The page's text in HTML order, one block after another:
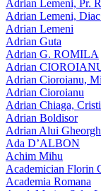
Adrian Lemeni, Pr.
Adrian Lemeni,
Adrian Lemeni
Adrian Guta
Adrian G. ROMILA
Adrian
Adrian Cioroianu,
Adrian Cioroianu
Adrian Chiaga,
Adrian Boldisor
Adrian Alui
Ada D’ALBON
Achim Mihu
Academician
Academia Romana